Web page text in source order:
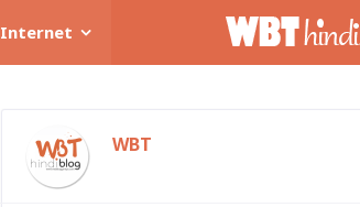
Internet
WBT